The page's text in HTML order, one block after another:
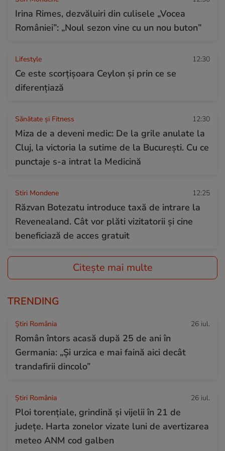
Irina Rimes, dezvăluiri din culisele „Vocea
României”: „Noul sezon vine cu un nou buton”
Lifestyle 12:30
Ce este scorțișoara Ceylon și prin ce se
diferențiază
Sănătate și Fitness 12:30
Miza de a deveni medic: De la grile anulate la
Cluj, la victoria la sutime de la București. Cu ce
punctaje s-a intrat la Medicină
Stiri Mondene 12:25
Răzvan Botezatu introduce taxă de intrare la
Revenealand. Cât vor plăti vizitatorii și cine
beneficiază de acces gratuit
Citește mai multe
TRENDING
Știri România 26 iul.
Român întors acasă după 25 de ani în
Germania: „Și urzica e mai faină aici decât
trandafirii dincolo”
Știri România 26 iul.
Ploi torențiale, grindină și vijelii în 21 de
județe. Harta zonelor vizate luni de avertizarea
meteo ANM cod galben